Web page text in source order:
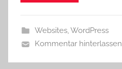
Websites,WordPress
Kommentar hinterlassen